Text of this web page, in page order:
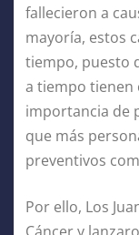
fallecieron a
mayoría, estos
tiempo, puesto
a tiempo tienen
importancia de
que más
preventivos
Por ello, Los